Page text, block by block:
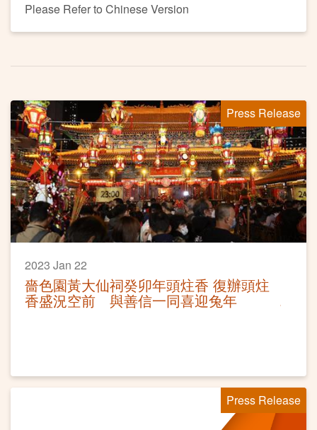
Please Refer to Chinese Version
Press Release
2023 Jan 22
嗇色園黃大仙祠癸卯年頭炷香 復辦頭炷
香盛況空前 與善信一同喜迎兔年
Press Release